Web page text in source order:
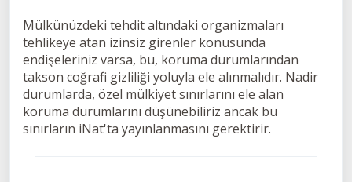
Mülkünüzdeki tehdit altındaki organizmaları
tehlikeye atan izinsiz girenler konusunda
endişeleriniz varsa, bu, koruma durumlarından
takson coğrafi gizliliği yoluyla ele alınmalıdır. Nadir
durumlarda, özel mülkiyet sınırlarını ele alan
koruma durumlarını düşünebiliriz ancak bu
sınırların iNat'ta yayınlanmasını gerektirir.